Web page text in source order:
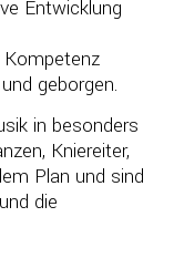
Entwicklung
geborgen.
in besonders
Kniereiter,
Plan und sind
die